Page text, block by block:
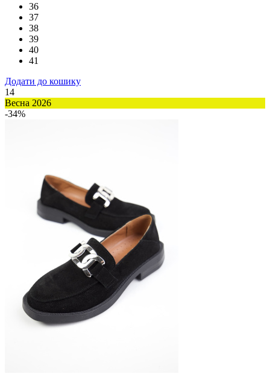
36
37
38
39
40
41
Додати до кошику
14
Весна 2026
-34%